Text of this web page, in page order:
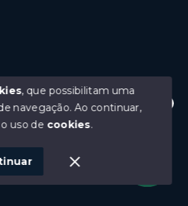
disponíveis para te ajudar.
Imobiliária - Todos os
, que possibilitam uma
navegação.Ao continuar,
uso de cookies.